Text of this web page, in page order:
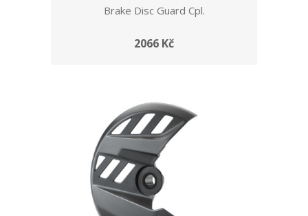
Brake Disc Guard Cpl.
2066 Kč